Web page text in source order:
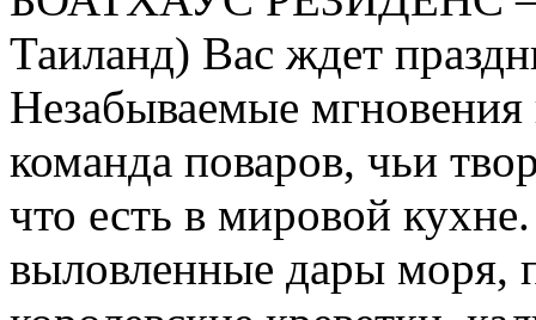
Таиланд) Вас ждет
Незабываемые мгновения
команда поваров, чьи
что есть в мировой
выловленные дары моря,